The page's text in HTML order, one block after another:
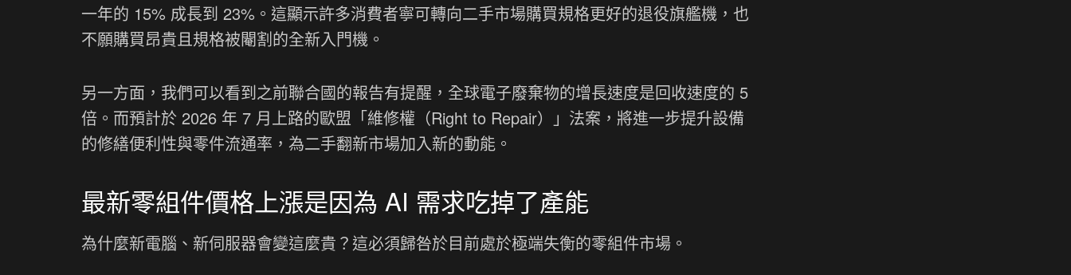
一年的 15% 成長到 23%。這顯示許多消費者寧可轉向二手市場購買規格更好的退役旗艦機，也
不願購買昂貴且規格被閹割的全新入門機。
另一方面，我們可以看到之前聯合國的報告有提醒，全球電子廢棄物的增長速度是回收速度的 5
倍。而預計於 2026 年 7 月上路的歐盟「維修權（Right to Repair）」法案，將進一步提升設備
的修繕便利性與零件流通率，為二手翻新市場加入新的動能。
最新零組件價格上漲是因為 AI 需求吃掉了產能
為什麼新電腦、新伺服器會變這麼貴？這必須歸咎於目前處於極端失衡的零組件市場。